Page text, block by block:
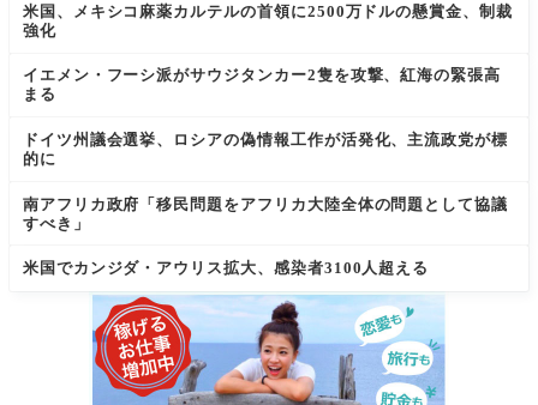
米国、メキシコ麻薬カルテルの首領に2500万ドルの懸賞金、制裁
強化
イエメン・フーシ派がサウジタンカー2隻を攻撃、紅海の緊張高
まる
ドイツ州議会選挙、ロシアの偽情報工作が活発化、主流政党が標
的に
南アフリカ政府「移民問題をアフリカ大陸全体の問題として協議
すべき」
米国でカンジダ・アウリス拡大、感染者3100人超える